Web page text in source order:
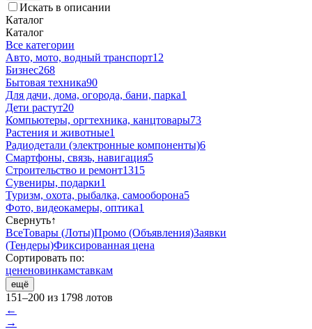
Искать в описании
Каталог
Каталог
Все категории
Авто, мото, водный транспорт12
Бизнес268
Бытовая техника90
Для дачи, дома, огорода, бани, парка1
Дети растут20
Компьютеры, оргтехника, канцтовары73
Растения и животные1
Радиодетали (электронные компоненты)6
Смартфоны, связь, навигация5
Строительство и ремонт1315
Сувениры, подарки1
Туризм, охота, рыбалка, самооборона5
Фото, видеокамеры, оптика1
Свернуть↑
ВсеТовары (Лоты)Промо (Объявления)Заявки
(Тендеры)Фиксированная цена
Сортировать по:
цененовинкамставкам
ещё
151–200 из 1798 лотов
←
→